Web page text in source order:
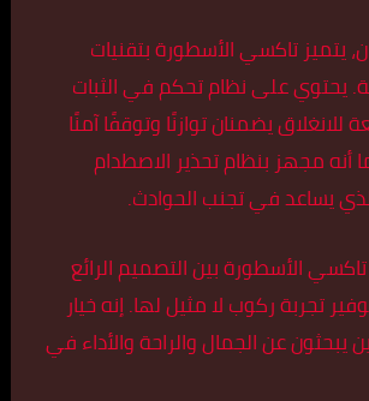
يتميز تاكسي الأسطورة بتقنيات
يحتوي على نظام تحكم في الثبات
للانغلاق يضمنان توازنًا وتوقفًا آمنًا
مجهز بنظام تحذير الاصطدام
يساعد في تجنب الحوادث.
الأسطورة بين التصميم الرائع
تجربة ركوب لا مثيل لها. إنه خيار
يبحثون عن الجمال والراحة والأداء في